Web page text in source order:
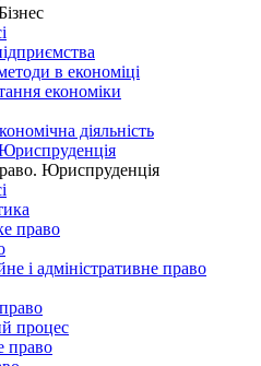
в економіці
економіки
діяльність
Юриспруденція
право
і адміністративне право
процес
право